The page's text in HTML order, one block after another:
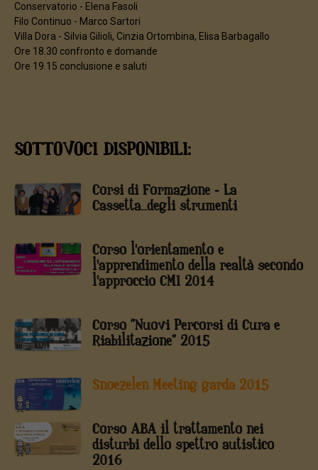
Conservatorio - Elena Fasoli
Filo Continuo - Marco Sartori
Villa Dora - Silvia Gilioli, Cinzia Ortombina, Elisa Barbagallo
Ore 18.30 confronto e domande
Ore 19.15 conclusione e saluti
SOTTOVOCI DISPONIBILI:
Corsi di Formazione - La
Cassetta...degli strumenti
Corso l'orientamento e
l'apprendimento della realtà secondo
l'approccio CMI 2014
Corso "Nuovi Percorsi di Cura e
Riabilitazione" 2015
Snoezelen Meeting garda 2015
Corso ABA il trattamento nei
disturbi dello spettro autistico
2016